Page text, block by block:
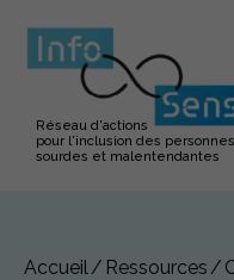
Réseau d'actions
pour l'inclusion des personnes
sourdes et malentendantes
Accueil Ressources